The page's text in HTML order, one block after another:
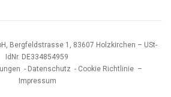
Bergfeldstrasse 1, 83607 Holzkirchen – USt-
IdNr. DE334854959
- Datenschutz - Cookie Richtlinie –
Impressum